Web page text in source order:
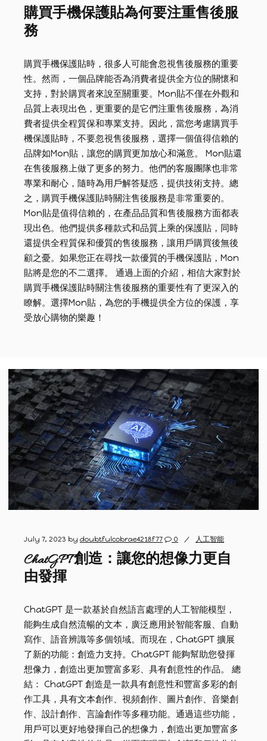
購買手機保護貼為何要注重售後服
務
購買手機保護貼時，很多人可能會忽視售後服務的重要
性。然而，一個品牌能否為消費者提供全方位的關懷和
支持，對於購買者來說至關重要。Mon貼不僅在外觀和
品質上表現出色，更重要的是它們注重售後服務，為消
費者提供全程質保和專業支持。因此，當您考慮購買手
機保護貼時，不要忽視售後服務，選擇一個值得信賴的
品牌如Mon貼，讓您的購買更加放心和滿意。 Mon貼還
在售後服務上做了更多的努力。他們的客服團隊也非常
專業和耐心，隨時為用戶解答疑惑，提供技術支持。總
之，購買手機保護貼時關注售後服務是非常重要的。
Mon貼是值得信賴的，在產品品質和售後服務方面都表
現出色。他們提供多種款式和品質上乘的保護貼，同時
還提供全程質保和優質的售後服務，讓用戶購買後無後
顧之憂。如果您正在尋找一款優質的手機保護貼，Mon
貼將是您的不二選擇。 通過上面的介紹，相信大家對於
購買手機保護貼時關注售後服務的重要性有了更深入的
瞭解。選擇Mon貼，為您的手機提供全方位的保護，享
受放心購物的樂趣！
July 7, 2023 by doubtfulcobrae4218f77 0 人工智能
ChatGPT 創造：讓您的想像力更自
由發揮
ChatGPT 是一款基於自然語言處理的人工智能模型，
能夠生成自然流暢的文本，廣泛應用於智能客服、自動
寫作、語音辨識等多個領域。而現在，ChatGPT 擴展
了新的功能：創造力支持。ChatGPT 能夠幫助您發揮
想像力，創造出更加豐富多彩、具有創意性的作品。 總
結： ChatGPT 創造是一款具有創意性和豐富多彩的創
作工具，具有文本創作、視頻創作、圖片創作、音樂創
作、設計創作、言論創作等多種功能。通過這些功能，
用戶可以更好地發揮自己的想像力，創造出更加豐富多